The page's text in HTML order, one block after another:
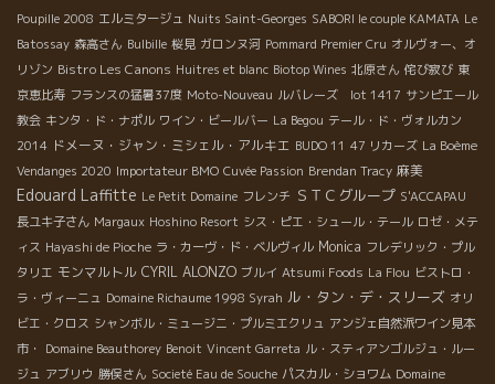
Poupille 2008 エルミタージュ Nuits Saint-Georges SABORI le couple KAMATA Le
Batossay 森高さん Bulbille 桜見 ガロンヌ河 Pommard Premier Cru オルヴォー、オ
リゾン Bistro Les Canons Huitres et blanc Biotop Wines 北原さん 侘び寂び 東
京恵比寿 フランスの猛暑37度 Moto-Nouveau ルバレーズ lot 1417 サンピエール
教会 キンタ・ド・ナポル ワイン・ビールバー La Begou テール・ド・ヴォルカン
2014 ドメーヌ・ジャン・ミシェル・アルキエ BUDO 11 47 リカーズ La Boème
Vendanges 2020 Importateur BMO Cuvée Passion Brendan Tracy 麻美
Edouard Laffitte Le Petit Domaine フレンチ ＳＴＣグループ S'ACCAPAU
長ユキ子さん Margaux Hoshino Resort シス・ピエ・シュール・テール ロゼ・メテ
ィス Hayashi de Pioche ラ・カーヴ・ド・ベルヴィル Monica フレデリック・プル
タリエ モンマルトル CYRIL ALONZO ブルイ Atsumi Foods La Flou ビストロ・
ラ・ヴィーニュ Domaine Richaume 1998 Syrah ル・タン・デ・スリーズ オリ
ビエ・クロス シャンボル・ミュージニ・プルミエクリュ アンジェ自然派ワイン見本
市・ Domaine Beauthorey Benoit Vincent Garreta ル・スティアンゴルジュ・ルー
ジュ アブリウ 勝俣さん Societé Eau de Souche パスカル・ショワム Domaine